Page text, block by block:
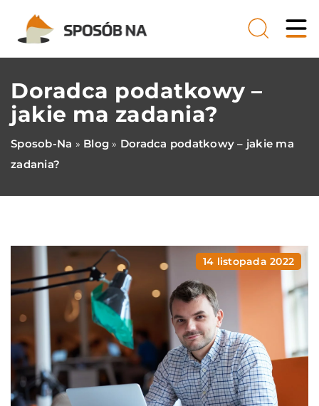
Doradca podatkowy –
jakie ma zadania?
Sposob-Na » Blog » Doradca podatkowy – jakie ma
zadania?
14 listopada 2022